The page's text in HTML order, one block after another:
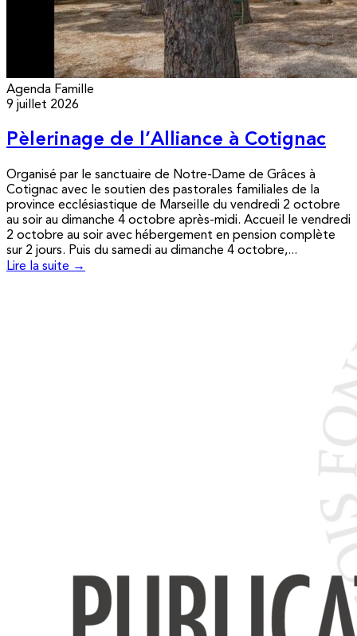
Agenda Famille
9 juillet 2026
Pèlerinage de l’Alliance à Cotignac
Organisé par le sanctuaire de Notre-Dame de Grâces à
Cotignac avec le soutien des pastorales familiales de la
province ecclésiastique de Marseille du vendredi 2 octobre
au soir au dimanche 4 octobre après-midi. Accueil le vendredi
2 octobre au soir avec hébergement en pension complète
sur 2 jours. Puis du samedi au dimanche 4 octobre,...
Lire la suite →